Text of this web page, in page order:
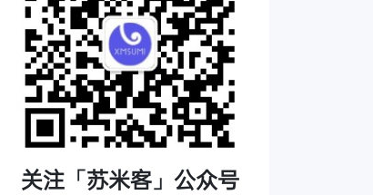
关注「苏米客」公众号